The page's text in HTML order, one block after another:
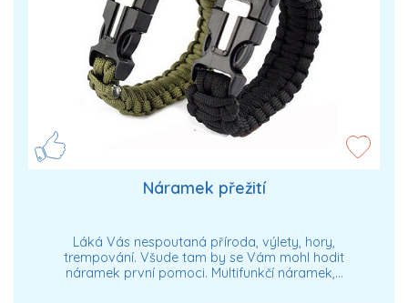
Náramek přežití
Láká Vás nespoutaná příroda, výlety, hory,
trempování. Všude tam by se Vám mohl hodit
náramek první pomoci. Multifunkčí náramek,…